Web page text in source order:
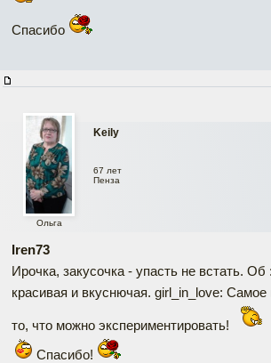
Спасибо
Keily
Ольга
67 лет
Пенза
Iren73
Ирочка, закусочка - упасть не встать. Об
красивая и вкуснючая. girl_in_love: Самое
то, что можно экспериментировать!
Спасибо!